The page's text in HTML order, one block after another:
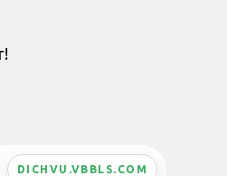
DICHVU.VBBLS.COM